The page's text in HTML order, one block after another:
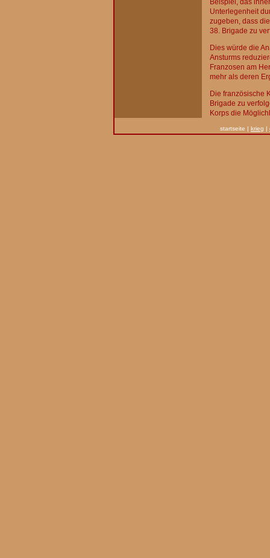
Beispiel, das
Unterlegenheit
zugeben, dass
38. Brigade zu
Dies würde die
Ansturms
Franzosen am
mehr als deren
Die französische
Brigade zu
Korps die
startseite | krieg |